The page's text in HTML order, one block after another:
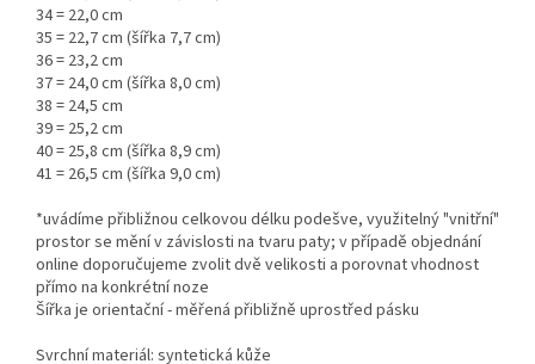
34 = 22,0 cm
35 = 22,7 cm (šířka 7,7 cm)
36 = 23,2 cm
37 = 24,0 cm (šířka 8,0 cm)
38 = 24,5 cm
39 = 25,2 cm
40 = 25,8 cm (šířka 8,9 cm)
41 = 26,5 cm (šířka 9,0 cm)
*uvádíme přibližnou celkovou délku podešve, využitelný "vnitřní"
prostor se mění v závislosti na tvaru paty; v případě objednání
online doporučujeme zvolit dvě velikosti a porovnat vhodnost
přímo na konkrétní noze
Šířka je orientační - měřená přibližně uprostřed pásku
Svrchní materiál: syntetická kůže